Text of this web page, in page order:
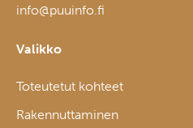
info@puuinfo.fi
Valikko
Toteutetut kohteet
Rakennuttaminen